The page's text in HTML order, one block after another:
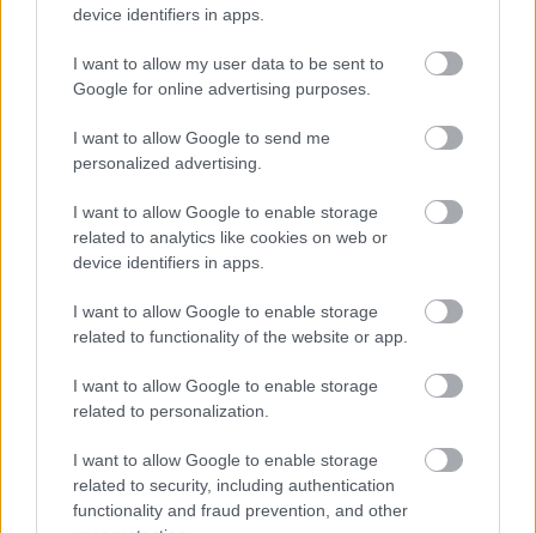
device identifiers in apps.
I want to allow my user data to be sent to
Google for online advertising purposes.
I want to allow Google to send me
personalized advertising.
I want to allow Google to enable storage
related to analytics like cookies on web or
device identifiers in apps.
I want to allow Google to enable storage
related to functionality of the website or app.
I want to allow Google to enable storage
related to personalization.
I want to allow Google to enable storage
related to security, including authentication
functionality and fraud prevention, and other
Épített öröksége megújításával is készül
Mohács a csata ötszázadik
A tengerfenék alatt négy óriáskábellel
kötik össze Spanyolország és
Franciaország villamosenergia-
hálózatát
HÍRLEVÉL